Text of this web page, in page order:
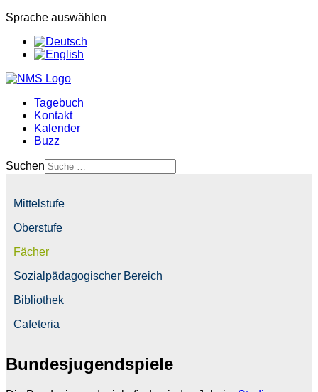
Sprache auswählen
Tagebuch
Kontakt
Kalender
Buzz
Suchen
Mittelstufe
Oberstufe
Fächer
Sozialpädagogischer Bereich
Bibliothek
Cafeteria
Bundesjugendspiele